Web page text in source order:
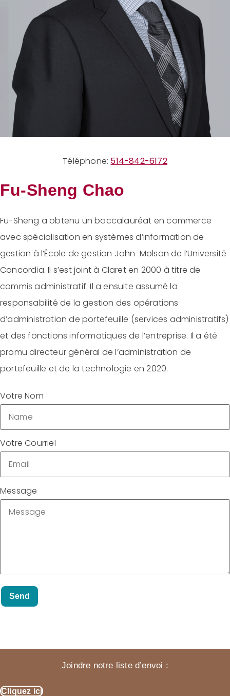
Téléphone: 514-842-6172
Fu-Sheng Chao
Fu-Sheng a obtenu un baccalauréat en commerce
avec spécialisation en systèmes d’information de
gestion à l’École de gestion John-Molson de l’Université
Concordia. Il s’est joint à Claret en 2000 à titre de
commis administratif. Il a ensuite assumé la
responsabilité de la gestion des opérations
d’administration de portefeuille (services administratifs)
et des fonctions informatiques de l’entreprise. Il a été
promu directeur général de l’administration de
portefeuille et de la technologie en 2020.
Votre Nom
Votre Courriel
Message
Send
Joindre notre liste d’envoi :
Cliquez ici